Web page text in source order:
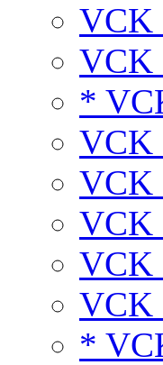
VCK
VCK
*
VCK
VCK
VCK
VCK
VCK
*